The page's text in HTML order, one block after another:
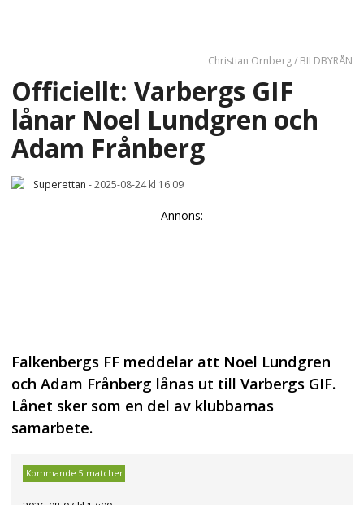
Christian Örnberg / BILDBYRÅN
Officiellt: Varbergs GIF
lånar Noel Lundgren och
Adam Frånberg
Superettan -2025-08-24 kl 16:09
Annons:
Falkenbergs FF meddelar att Noel Lundgren
och Adam Frånberg lånas ut till Varbergs GIF.
Lånet sker som en del av klubbarnas
samarbete.
Kommande 5 matcher